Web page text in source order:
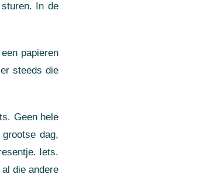
In de
papieren
steeds die
Geen hele
dag,
Iets.
die andere